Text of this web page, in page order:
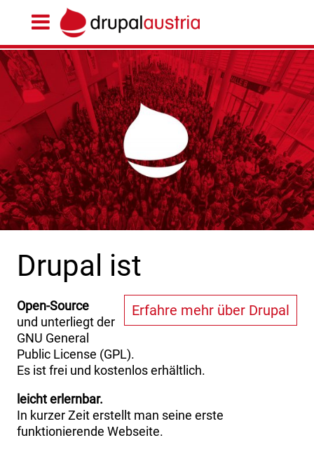
Drupal ist
Erfahre mehr über Drupal
Open-Source
und unterliegt der
GNU General
Public License (GPL).
Es ist frei und kostenlos erhältlich.
leicht erlernbar.
In kurzer Zeit erstellt man seine erste
funktionierende Webseite.